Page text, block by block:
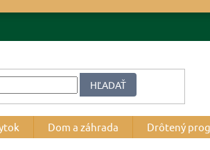
HĽADAŤ
Dom a záhrada Drôtený